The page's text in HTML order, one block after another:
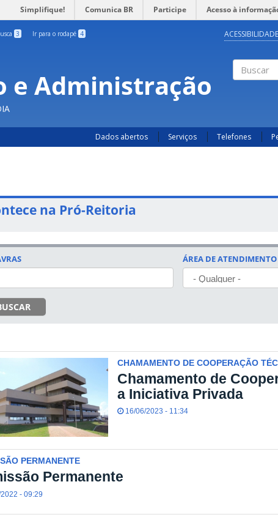
Simplifique! Comunica BR Participe Acesso à
3 Ir para o rodapé 4 ACESSIBILIDADE
e Administração
Dados abertos Serviços Telefones
na Pró-Reitoria
ÁREA DE ATENDIMENTO
CHAMAMENTO DE COOPERAÇÃO
Chamamento de
a Iniciativa Privada
16/06/2023 - 11:34
PERMANENTE
Permanente
- 09:29